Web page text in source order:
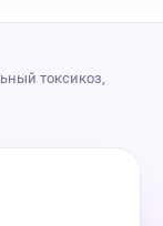
токсикоз,